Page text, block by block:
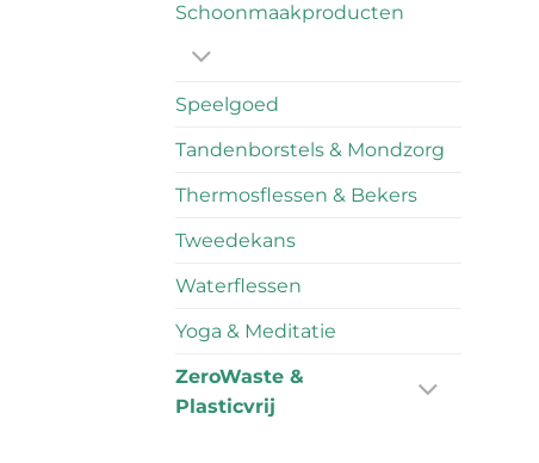
Schoonmaakproducten
Speelgoed
Tandenborstels & Mondzorg
Thermosflessen & Bekers
Tweedekans
Waterflessen
Yoga & Meditatie
ZeroWaste &
Plasticvrij